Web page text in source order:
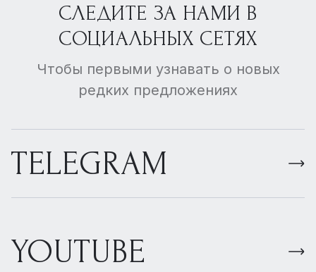
СЛЕДИТЕ ЗА НАМИ В
СОЦИАЛЬНЫХ СЕТЯХ
Чтобы первыми узнавать о новых
редких предложениях
TELEGRAM
YOUTUBE